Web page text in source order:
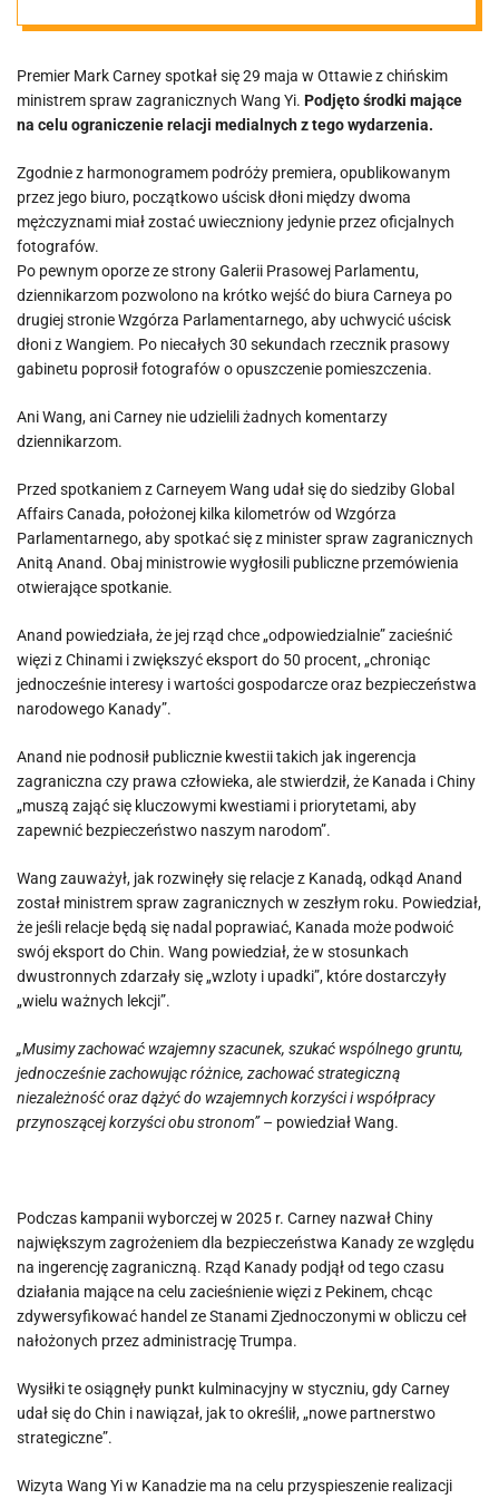
spraw
zagranicznych
Premier Mark Carney spotkał się 29 maja w Ottawie z chińskim
ministrem spraw zagranicznych Wang Yi. Podjęto środki mające
na celu ograniczenie relacji medialnych z tego wydarzenia.
Zgodnie z harmonogramem podróży premiera, opublikowanym
przez jego biuro, początkowo uścisk dłoni między dwoma
mężczyznami miał zostać uwieczniony jedynie przez oficjalnych
fotografów.
Po pewnym oporze ze strony Galerii Prasowej Parlamentu,
dziennikarzom pozwolono na krótko wejść do biura Carneya po
drugiej stronie Wzgórza Parlamentarnego, aby uchwycić uścisk
dłoni z Wangiem. Po niecałych 30 sekundach rzecznik prasowy
gabinetu poprosił fotografów o opuszczenie pomieszczenia.
Ani Wang, ani Carney nie udzielili żadnych komentarzy
dziennikarzom.
Przed spotkaniem z Carneyem Wang udał się do siedziby Global
Affairs Canada, położonej kilka kilometrów od Wzgórza
Parlamentarnego, aby spotkać się z minister spraw zagranicznych
Anitą Anand. Obaj ministrowie wygłosili publiczne przemówienia
otwierające spotkanie.
Anand powiedziała, że ​​jej rząd chce „odpowiedzialnie” zacieśnić
więzi z Chinami i zwiększyć eksport do 50 procent, „chroniąc
jednocześnie interesy i wartości gospodarcze oraz bezpieczeństwa
narodowego Kanady”.
Anand nie podnosił publicznie kwestii takich jak ingerencja
zagraniczna czy prawa człowieka, ale stwierdził, że Kanada i Chiny
„muszą zająć się kluczowymi kwestiami i priorytetami, aby
zapewnić bezpieczeństwo naszym narodom”.
Wang zauważył, jak rozwinęły się relacje z Kanadą, odkąd Anand
został ministrem spraw zagranicznych w zeszłym roku. Powiedział,
że jeśli relacje będą się nadal poprawiać, Kanada może podwoić
swój eksport do Chin. Wang powiedział, że w stosunkach
dwustronnych zdarzały się „wzloty i upadki”, które dostarczyły
„wielu ważnych lekcji”.
„Musimy zachować wzajemny szacunek, szukać wspólnego gruntu,
jednocześnie zachowując różnice, zachować strategiczną
niezależność oraz dążyć do wzajemnych korzyści i współpracy
przynoszącej korzyści obu stronom”– powiedział Wang.
Podczas kampanii wyborczej w 2025 r. Carney nazwał Chiny
największym zagrożeniem dla bezpieczeństwa Kanady ze względu
na ingerencję zagraniczną. Rząd Kanady podjął od tego czasu
działania mające na celu zacieśnienie więzi z Pekinem, chcąc
zdywersyfikować handel ze Stanami Zjednoczonymi w obliczu ceł
nałożonych przez administrację Trumpa.
Wysiłki te osiągnęły punkt kulminacyjny w styczniu, gdy Carney
udał się do Chin i nawiązał, jak to określił, „nowe partnerstwo
strategiczne”.
Wizyta Wang Yi w Kanadzie ma na celu przyspieszenie realizacji